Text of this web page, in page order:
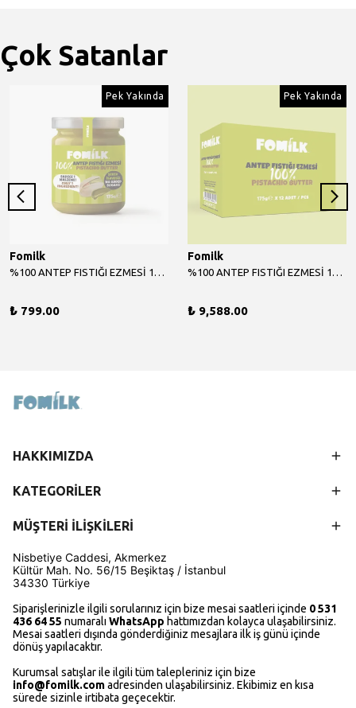
Çok Satanlar
Pek Yakında
Fomilk
%100 ANTEP FISTIĞI EZMESİ 175 G
₺ 799.00
Pek Yakında
Fomilk
%100 ANTEP FISTIĞI EZMESİ 175 G X 12 ADET
₺ 9,588.00
HAKKIMIZDA
KATEGORİLER
MÜŞTERİ İLİŞKİLERİ
Nisbetiye Caddesi, Akmerkez
Kültür Mah. No. 56/15 Beşiktaş / İstanbul
34330 Türkiye
Siparişlerinizle ilgili sorularınız için bize mesai saatleri içinde 0 531
436 64 55 numaralıWhatsApp hattımızdan kolayca ulaşabilirsiniz.
Mesai saatleri dışında gönderdiğiniz mesajlara ilk iş günü içinde
dönüş yapılacaktır.
Kurumsal satışlar ile ilgili tüm talepleriniz için bize
info@fomilk.comadresinden ulaşabilirsiniz. Ekibimiz en kısa
sürede sizinle irtibata geçecektir.